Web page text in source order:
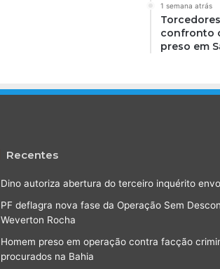
1 semana atrás
confronto
preso em
Recentes
Dino autoriza abertura do terceiro inquérito
PF deflagra nova fase da Operação Sem
Weverton Rocha
Homem preso em operação contra facção
procurados na Bahia